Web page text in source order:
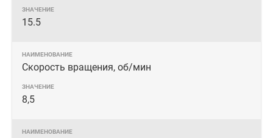
15.5
Скорость вращения, об/мин
8,5